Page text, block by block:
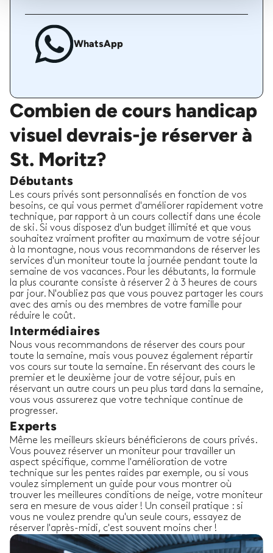
WhatsApp
Combien de cours handicap
visuel devrais-je réserver à
St. Moritz?
Débutants
Les cours privés sont personnalisés en fonction de vos
besoins, ce qui vous permet d'améliorer rapidement votre
technique, par rapport à un cours collectif dans une école
de ski. Si vous disposez d'un budget illimité et que vous
souhaitez vraiment profiter au maximum de votre séjour
à la montagne, nous vous recommandons de réserver les
services d'un moniteur toute la journée pendant toute la
semaine de vos vacances. Pour les débutants, la formule
la plus courante consiste à réserver 2 à 3 heures de cours
par jour. N'oubliez pas que vous pouvez partager les cours
avec des amis ou des membres de votre famille pour
réduire le coût.
Intermédiaires
Nous vous recommandons de réserver des cours pour
toute la semaine, mais vous pouvez également répartir
vos cours sur toute la semaine. En réservant des cours le
premier et le deuxième jour de votre séjour, puis en
réservant un autre cours un peu plus tard dans la semaine,
vous vous assurerez que votre technique continue de
progresser.
Experts
Même les meilleurs skieurs bénéficierons de cours privés.
Vous pouvez réserver un moniteur pour travailler un
aspect spécifique, comme l'amélioration de votre
technique sur les pentes raides par exemple, ou si vous
voulez simplement un guide pour vous montrer où
trouver les meilleures conditions de neige, votre moniteur
sera en mesure de vous aider ! Un conseil pratique : si
vous ne voulez prendre qu'un seule cours, essayez de
réserver l'après-midi, c'est souvent moins cher !